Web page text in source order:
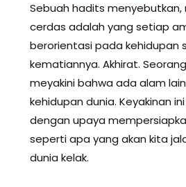
Sebuah hadits menyebutkan,
cerdas adalah yang setiap
berorientasi pada kehidupan
kematiannya. Akhirat.
meyakini bahwa ada alam
kehidupan dunia. Keyakinan
dengan upaya
seperti apa yang akan kita
dunia kelak.